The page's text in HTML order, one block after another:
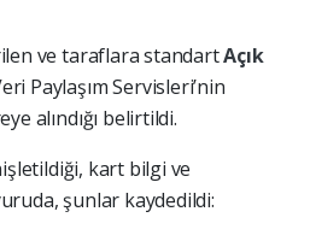
ve taraflara standartAçık
Paylaşım Servisleri’nin
alındığı belirtildi.
kart bilgi ve
şunlar kaydedildi: